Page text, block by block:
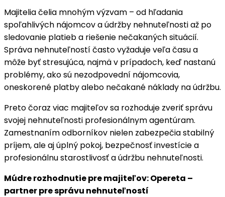
Majitelia čelia mnohým výzvam – od hľadania
spoľahlivých nájomcov a údržby nehnuteľnosti až po
sledovanie platieb a riešenie nečakaných situácií.
Správa nehnuteľností často vyžaduje veľa času a
môže byť stresujúca, najmä v prípadoch, keď nastanú
problémy, ako sú nezodpovední nájomcovia,
oneskorené platby alebo nečakané náklady na údržbu.
Preto čoraz viac majiteľov sa rozhoduje zveriť správu
svojej nehnuteľnosti profesionálnym agentúram.
Zamestnaním odborníkov nielen zabezpečia stabilný
príjem, ale aj úplný pokoj, bezpečnosť investície a
profesionálnu starostlivosť a údržbu nehnuteľnosti.
Múdre rozhodnutie pre majiteľov: Opereta –
partner pre správu nehnuteľností